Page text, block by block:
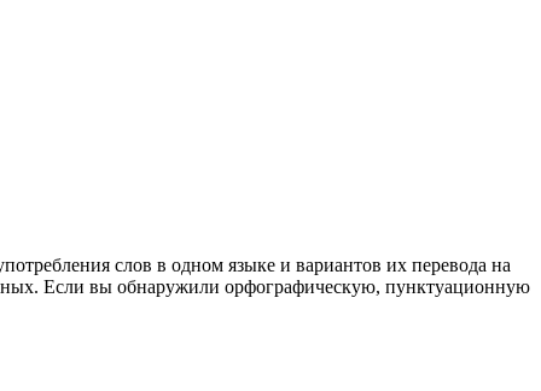
слов в одном языке и вариантов их перевода на
Если вы обнаружили орфографическую, пунктуационную